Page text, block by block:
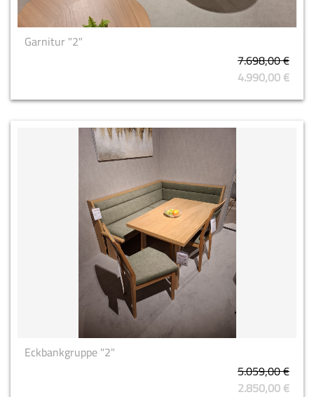
Garnitur "2"
7.698,00 €
4.990,00 €
Eckbankgruppe "2"
5.059,00 €
2.850,00 €